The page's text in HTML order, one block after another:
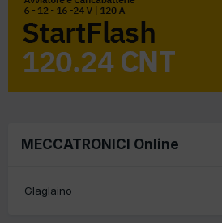
MECCATRONICI Online
Glaglaino